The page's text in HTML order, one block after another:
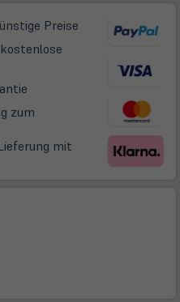
Preise
neuem
zum
mit